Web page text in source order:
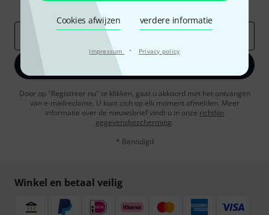
Cookies afwijzen verdere informatie
Impressum · Privacy policy
Registreer nu
Door op "Registreer nu" te klikken, gaat u akkoord met het ontvangen
van e-mailreclame. U kunt zich op elk moment afmelden. Meer
informatie over de nieuwsbrief vindt u in onze richtlijn
gegevensbescherming.
* Benodigd
Winkel en betaal veilig